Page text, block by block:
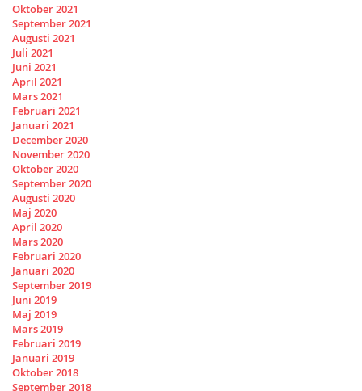
Oktober 2021
September 2021
Augusti 2021
Juli 2021
Juni 2021
April 2021
Mars 2021
Februari 2021
Januari 2021
December 2020
November 2020
Oktober 2020
September 2020
Augusti 2020
Maj 2020
April 2020
Mars 2020
Februari 2020
Januari 2020
September 2019
Juni 2019
Maj 2019
Mars 2019
Februari 2019
Januari 2019
Oktober 2018
September 2018